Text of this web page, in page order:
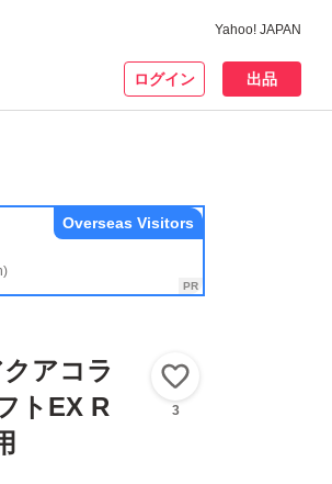
Yahoo! JAPAN
ログイン 出品
Overseas Visitors
アコラ
トEX R
3